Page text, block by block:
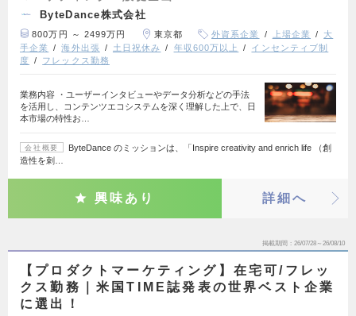
ByteDance株式会社
800万円 ～ 2499万円 東京都 外資系企業 上場企業
大
手企業
海外出張 土日祝休み 年収600万以上
インセンティブ制
度
フレックス勤務
業務内容 ・ユーザーインタビューやデータ分析などの手法
を活用し、コンテンツエコシステムを深く理解した上で、日
本市場の特性お…
会社概要
ByteDance のミッションは、「Inspire creativity and enrich life （創
造性を刺…
興味あり 詳細へ
掲載期間 26/07/28～26/08/10
【プロダクトマーケティング】在宅可/フレッ
クス勤務｜米国TIME誌発表の世界ベスト企業
に選出！